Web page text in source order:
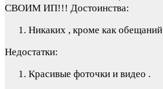
СВОИМ ИП!!! Достоинства:
Никаких , кроме как
Недостатки:
Красивые фоточки и видео .